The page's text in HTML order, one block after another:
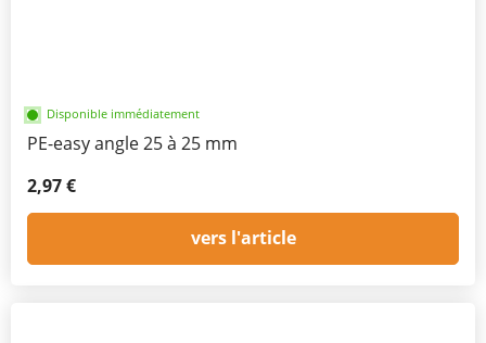
Disponible immédiatement
PE-easy angle 25 à 25 mm
2,97 €
vers l'article